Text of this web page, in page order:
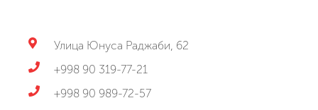
Улица Юнуса Раджаби, 62
+998 90 319-77-21
+998 90 989-72-57